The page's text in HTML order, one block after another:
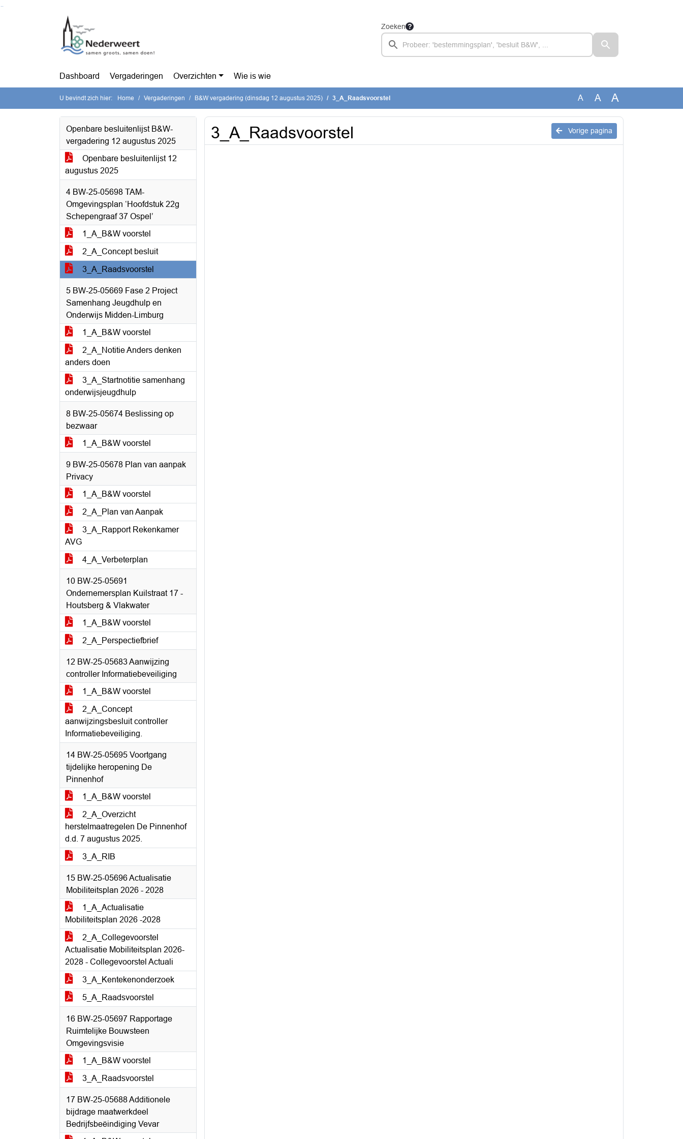
Zoeken
Dashboard Vergaderingen Overzichten Wie is wie
U bevindt zich hier: Home Vergaderingen B&W vergadering (dinsdag 12 augustus 2025) 3_A_Raadsvoorstel A A A
Openbare besluitenlijst B&W-
vergadering 12 augustus 2025
Openbare besluitenlijst 12
augustus 2025
4 BW-25-05698 TAM-
Omgevingsplan ‘Hoofdstuk 22g
Schepengraaf 37 Ospel’
1_A_B&W voorstel
2_A_Concept besluit
3_A_Raadsvoorstel
5 BW-25-05669 Fase 2 Project
Samenhang Jeugdhulp en
Onderwijs Midden-Limburg
1_A_B&W voorstel
2_A_Notitie Anders denken
anders doen
3_A_Startnotitie samenhang
onderwijsjeugdhulp
8 BW-25-05674 Beslissing op
bezwaar
1_A_B&W voorstel
9 BW-25-05678 Plan van aanpak
Privacy
1_A_B&W voorstel
2_A_Plan van Aanpak
3_A_Rapport Rekenkamer
AVG
4_A_Verbeterplan
10 BW-25-05691
Ondernemersplan Kuilstraat 17 -
Houtsberg & Vlakwater
1_A_B&W voorstel
2_A_Perspectiefbrief
12 BW-25-05683 Aanwijzing
controller Informatiebeveiliging
1_A_B&W voorstel
2_A_Concept
aanwijzingsbesluit controller
Informatiebeveiliging.
14 BW-25-05695 Voortgang
tijdelijke heropening De
Pinnenhof
1_A_B&W voorstel
2_A_Overzicht
herstelmaatregelen De Pinnenhof
d.d. 7 augustus 2025.
3_A_RIB
15 BW-25-05696 Actualisatie
Mobiliteitsplan 2026 - 2028
1_A_Actualisatie
Mobiliteitsplan 2026 -2028
2_A_Collegevoorstel
Actualisatie Mobiliteitsplan 2026-
2028 - Collegevoorstel Actuali
3_A_Kentekenonderzoek
5_A_Raadsvoorstel
16 BW-25-05697 Rapportage
Ruimtelijke Bouwsteen
Omgevingsvisie
1_A_B&W voorstel
3_A_Raadsvoorstel
17 BW-25-05688 Additionele
bijdrage maatwerkdeel
Bedrijfsbeëindiging Vevar
Vorige pagina
3_A_Raadsvoorstel